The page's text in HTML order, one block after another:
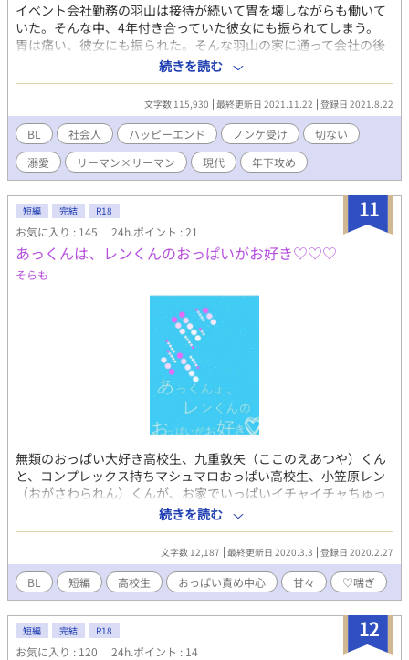
イベント会社勤務の羽山は接待が続いて胃を壊しながらも働いて
いた。そんな中、4年付き合っていた彼女にも振られてしまう。
胃は痛い、彼女にも振られた。そんな羽山の家に通って会社の後
輩である高見がご飯を作ってくれるようになり……。 ノンケ社会
人羽山が恋愛と性欲の迷路に迷い込みます。そして辿り着いた答
えは。 後半から性描写が増えます。 本編 スーツ男子の歩き方
30話 サイドストーリー 7話 順次投稿していきます。 ※サイドス
トーリーはリバカップルの話になります。 ※性描写が入る部分に
は☆をつけてあります。 10/18 サイドストーリー２ 亨の場合
の投稿を開始しました。全５話の予定です。
続きを読む
文字数 115,930 最終更新日 2021.11.22 登録日 2021.8.22
BL 社会人 ハッピーエンド ノンケ受け
切ない
溺愛
リーマン×リーマン 現代 年下攻め
11
短編 完結 R18
お気に入り : 145 24h.ポイント : 21
あっくんは、レンくんのおっぱいがお好き♡♡♡
そらも
無類のおっぱい大好き高校生、九重敦矢（ここのえあつや）くん
と、コンプレックス持ちマシュマロおっぱい高校生、小笠原レン
（おがさわられん）くんが、お家でいっぱいイチャイチャちゅっ
ちゅしてるラブラブ話♡ 今回は物語よりもエロ重視の相も変わら
ずバカップルな高校生男子のお話であります。 エロ重視と言って
も、タイトル通りおっぱいイジイジが中心となりますので、最後
まで致してる（実際はその後してるんだろうけども）描写はあり
ませんのであしからずです。 ちなみにレンくんのおっぱいは作中
にも書いてありますが、筋肉ムチムチの雄っぱいというより柔ら
かめのおっぱい仕様になっておりますのでご了承くださいませ。
※ 素敵な表紙は、pixiv小説用フリー素材にて、『やまなし』様
からお借りしました。ありがとうございます！
続きを読む
文字数 12,187 最終更新日 2020.3.3 登録日 2020.2.27
BL 短編 高校生 おっぱい責め中心 甘々 ♡喘ぎ
12
短編 完結 R18
お気に入り : 120 24h.ポイント : 14